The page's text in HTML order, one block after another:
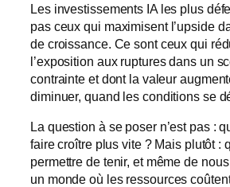
Les investissements IA les plus
pas ceux qui maximisent l’upside
de croissance. Ce sont ceux qui
l’exposition aux ruptures dans un
contrainte et dont la valeur
diminuer, quand les conditions se
La question à se poser n’est pas :
faire croître plus vite ? Mais plutôt :
permettre de tenir, et même de
un monde où les ressources